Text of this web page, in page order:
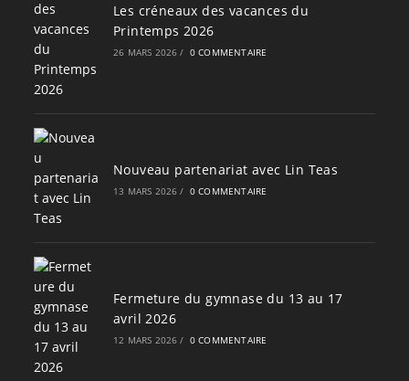
Les créneaux des vacances du
Printemps 2026
26 MARS 2026 / 0 COMMENTAIRE
Nouveau partenariat avec Lin Teas
13 MARS 2026 / 0 COMMENTAIRE
Fermeture du gymnase du 13 au 17
avril 2026
12 MARS 2026 / 0 COMMENTAIRE